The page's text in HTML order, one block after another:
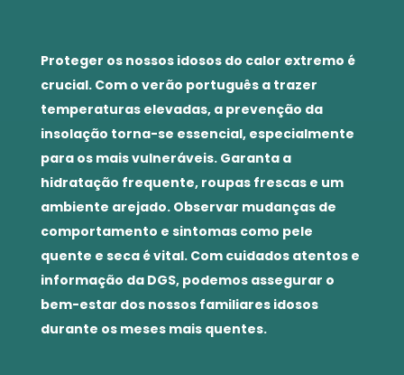
Proteger os nossos idosos do calor extremo é
crucial. Com o verão português a trazer
temperaturas elevadas, a prevenção da
insolação torna-se essencial, especialmente
para os mais vulneráveis. Garanta a
hidratação frequente, roupas frescas e um
ambiente arejado. Observar mudanças de
comportamento e sintomas como pele
quente e seca é vital. Com cuidados atentos e
informação da DGS, podemos assegurar o
bem-estar dos nossos familiares idosos
durante os meses mais quentes.